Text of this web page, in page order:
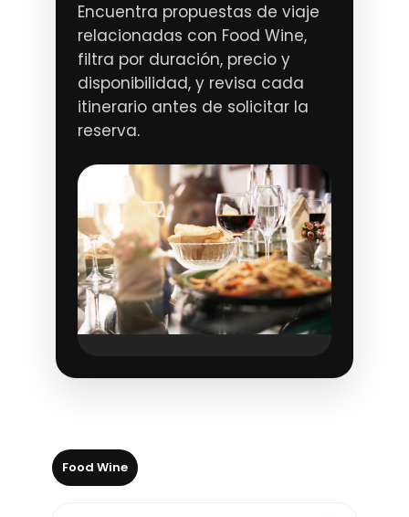
Encuentra propuestas de viaje
relacionadas con Food Wine,
filtra por duración, precio y
disponibilidad, y revisa cada
itinerario antes de solicitar la
reserva.
Food Wine